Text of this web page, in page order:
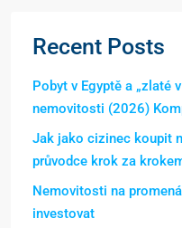
Recent Posts
Pobyt v Egyptě a „zlaté
nemovitosti (2026)
Jak jako cizinec koupit
průvodce krok za
Nemovitosti na
investovat